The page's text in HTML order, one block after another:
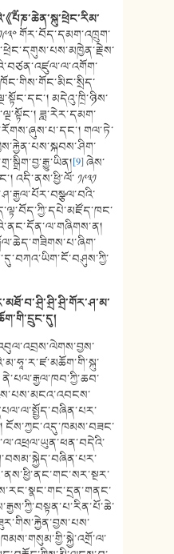
《༸པཎ་ཆེན་སྐུ་ཕྲེང་རིམ་
གོར་བོད་དམག་འཁྲུག་
མདེའུ་ཁྲི་ཉིས་
ཟླ་རེར་དམག་
གལ་ཏེ་
[9]ཞེས་
འདི་ནས་ཕྱི་ལོ་ ༡༩༣༡
ངོས་ཀྱང་འདུ་ཁམས་བཟང་